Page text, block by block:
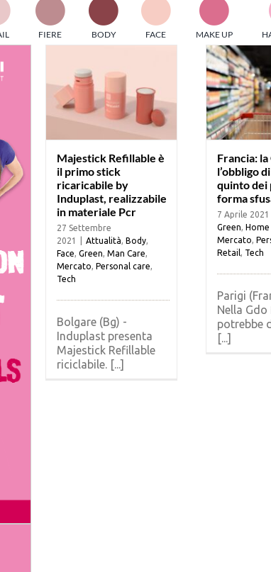
TESPI MEDIAGROUP racchiude
ed editrici specializzate
particolare, attraverso numerose
informazione che coinvolgono gli
technology, entertainment e sport.
Stay tuned!
LE
FIERE BODY FACE MAKE UP
è il primo stick
Majestick Refillable è
il primo stick
ricaricabile by
Induplast, realizzabile
in materiale Pcr
27 Settembre
2021
Attualità Body,
Face Green Man Care
Mercato Personal care
Tech
Bolgare (Bg) -
Induplast presenta
Majestick Refillable
riciclabile. [...]
Francia:
l’obbligo
quinto
forma
7 Aprile 2021
Green Home
Mercato
Retail
Tech
Parigi
Nella Gdo
potrebbe
[...]